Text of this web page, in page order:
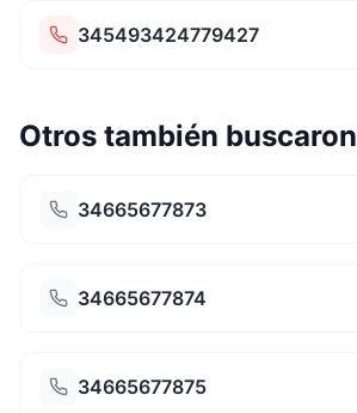
345493424779427
Otros también buscaron
34665677873
34665677874
34665677875